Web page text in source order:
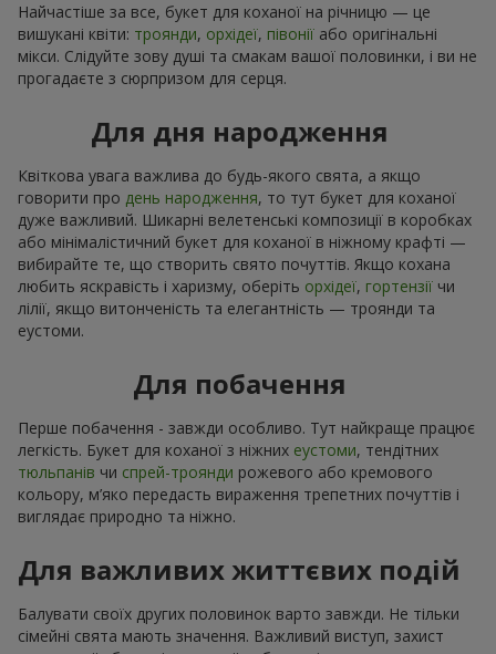
Найчастіше за все, букет для коханої на річницю — це
вишукані квіти: троянди, орхідеї, півонії або оригінальні
мікси. Слідуйте зову душі та смакам вашої половинки, і ви не
прогадаєте з сюрпризом для серця.
Для дня народження
Квіткова увага важлива до будь-якого свята, а якщо
говорити про день народження, то тут букет для коханої
дуже важливий. Шикарні велетенські композиції в коробках
або мінімалістичний букет для коханої в ніжному крафті —
вибирайте те, що створить свято почуттів. Якщо кохана
любить яскравість і харизму, оберіть орхідеї, гортензії чи
лілії, якщо витонченість та елегантність — троянди та
еустоми.
Для побачення
Перше побачення - завжди особливо. Тут найкраще працює
легкість. Букет для коханої з ніжних еустоми, тендітних
тюльпанів чи спрей-троянди рожевого або кремового
кольору, м’яко передасть вираження трепетних почуттів і
виглядає природно та ніжно.
Для важливих життєвих подій
Балувати своїх других половинок варто завжди. Не тільки
сімейні свята мають значення. Важливий виступ, захист